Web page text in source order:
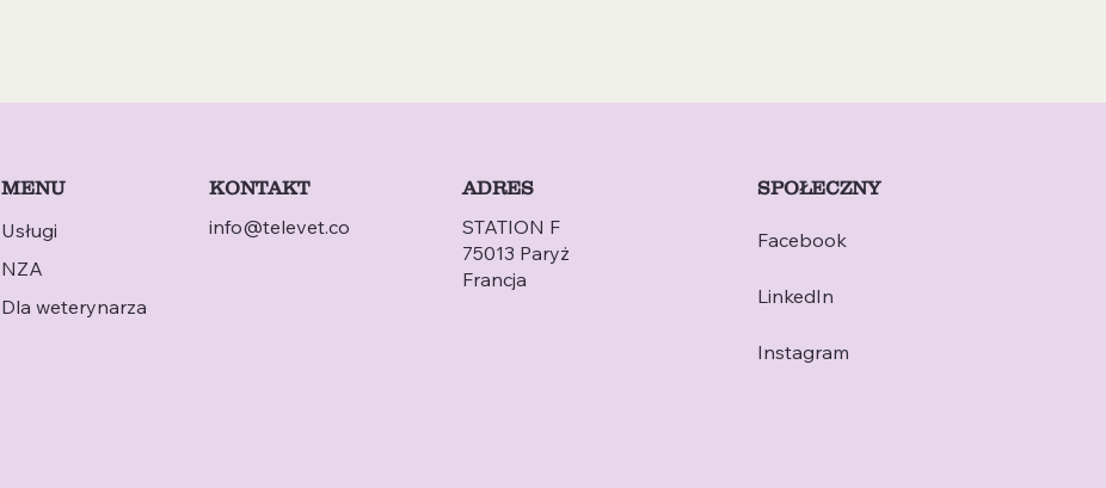
MENU
Usługi
NZA
Dla weterynarza
KONTAKT
info@televet.co
ADRES
STATION F
75013 Paryż
Francja
SPOŁECZNY
Facebook
LinkedIn
Instagram